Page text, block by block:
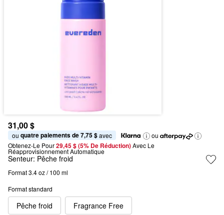
31,00 $
ou quatre paiements de 7,75 $ avec
ou
Obtenez-Le Pour29,45 $ (5% De Réduction) Avec Le
Réapprovisionnement Automatique
Senteur: Pêche froid
Format 3.4 oz / 100 ml
Format standard
Pêche froid Fragrance Free